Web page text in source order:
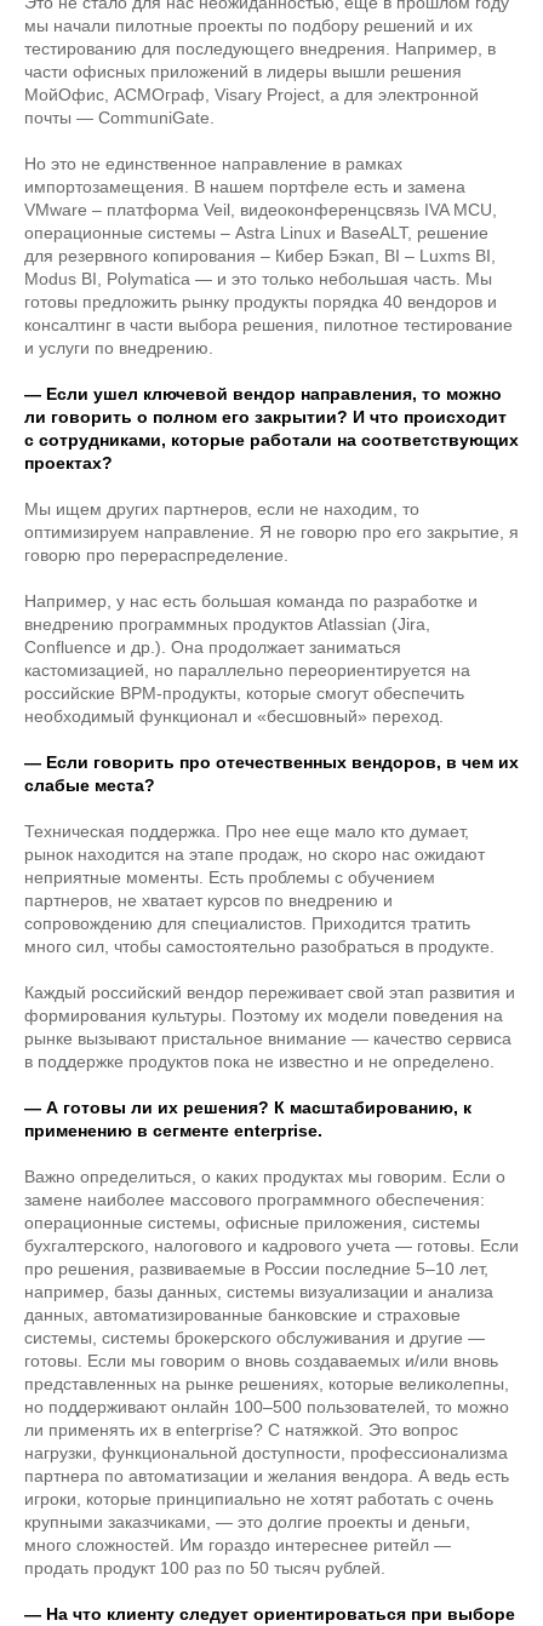
мы начали пилотные проекты по подбору решений и их
тестированию для последующего внедрения. Например, в
части офисных приложений в лидеры вышли решения
МойОфис, АСМОграф, Visary Project, а для электронной
почты — CommuniGate.
Но это не единственное направление в рамках
импортозамещения. В нашем портфеле есть и замена
VMware – платформа Veil, видеоконференцсвязь IVA MCU,
операционные системы – Astra Linux и BaseALT, решение
для резервного копирования – Кибер Бэкап, BI – Luxms BI,
Modus BI, Polymatica — и это только небольшая часть. Мы
готовы предложить рынку продукты порядка 40 вендоров и
консалтинг в части выбора решения, пилотное тестирование
и услуги по внедрению.
— Если ушел ключевой вендор направления, то можно
ли говорить о полном его закрытии? И что происходит
с сотрудниками, которые работали на соответствующих
проектах?
Мы ищем других партнеров, если не находим, то
оптимизируем направление. Я не говорю про его закрытие, я
говорю про перераспределение.
Например, у нас есть большая команда по разработке и
внедрению программных продуктов Atlassian (Jira,
Confluence и др.). Она продолжает заниматься
кастомизацией, но параллельно переориентируется на
российские BPM-продукты, которые смогут обеспечить
необходимый функционал и «бесшовный» переход.
— Если говорить про отечественных вендоров, в чем их
слабые места?
Техническая поддержка. Про нее еще мало кто думает,
рынок находится на этапе продаж, но скоро нас ожидают
неприятные моменты. Есть проблемы с обучением
партнеров, не хватает курсов по внедрению и
сопровождению для специалистов. Приходится тратить
много сил, чтобы самостоятельно разобраться в продукте.
Каждый российский вендор переживает свой этап развития и
формирования культуры. Поэтому их модели поведения на
рынке вызывают пристальное внимание — качество сервиса
в поддержке продуктов пока не известно и не определено.
— А готовы ли их решения? К масштабированию, к
применению в сегменте enterprise.
Важно определиться, о каких продуктах мы говорим. Если о
замене наиболее массового программного обеспечения:
операционные системы, офисные приложения, системы
бухгалтерского, налогового и кадрового учета — готовы. Если
про решения, развиваемые в России последние 5–10 лет,
например, базы данных, системы визуализации и анализа
данных, автоматизированные банковские и страховые
системы, системы брокерского обслуживания и другие —
готовы. Если мы говорим о вновь создаваемых и/или вновь
представленных на рынке решениях, которые великолепны,
но поддерживают онлайн 100–500 пользователей, то можно
ли применять их в enterprise? С натяжкой. Это вопрос
нагрузки, функциональной доступности, профессионализма
партнера по автоматизации и желания вендора. А ведь есть
игроки, которые принципиально не хотят работать с очень
крупными заказчиками, — это долгие проекты и деньги,
много сложностей. Им гораздо интереснее ритейл —
продать продукт 100 раз по 50 тысяч рублей.
— На что клиенту следует ориентироваться при выборе